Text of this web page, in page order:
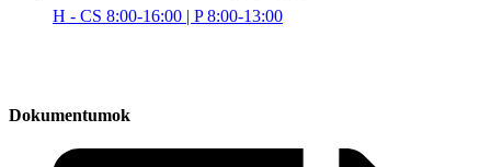
H - CS 8:00-16:00 | P 8:00-13:00
Dokumentumok